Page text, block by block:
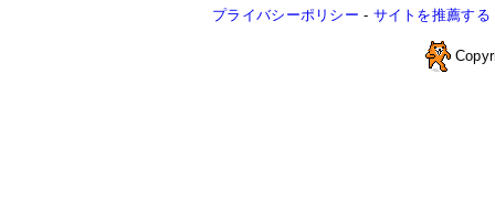
プライバシーポリシー - サイトを推薦する